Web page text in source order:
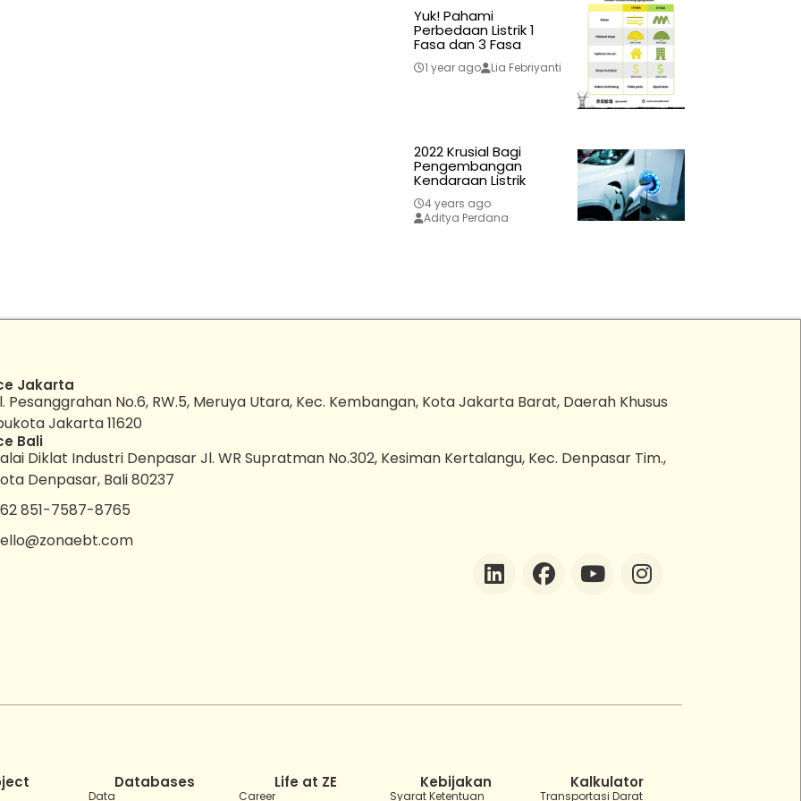
Yuk! Pahami
Perbedaan Listrik 1
Fasa dan 3 Fasa
1 year ago Lia Febriyanti
2022 Krusial Bagi
Pengembangan
Kendaraan Listrik
4 years ago
Aditya Perdana
Jakarta
Pesanggrahan No.6, RW.5, Meruya Utara, Kec. Kembangan, Kota Jakarta Barat, Daerah Khusus
Jakarta 11620
Bali
Diklat Industri Denpasar Jl. WR Supratman No.302, Kesiman Kertalangu, Kec. Denpasar Tim.,
Denpasar, Bali 80237
851-7587-8765
Databases
Data
Life at ZE
Career
Kebijakan
Syarat Ketentuan
Kalkulator
Transportasi Darat